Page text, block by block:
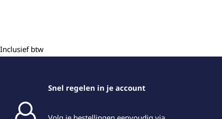
Inclusief btw
Snel regelen in je account